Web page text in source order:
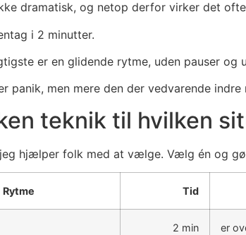
dramatisk, og netop derfor virker det
i 2 minutter.
er en glidende rytme, uden pauser og
men mere den der vedvarende indre
teknik til hvilken
hjælper folk med at vælge. Vælg én og
Rytme Tid
2 min er